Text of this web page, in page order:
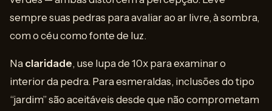
sempre suas pedras para avaliar ao ar livre, à sombra,
com o céu como fonte de luz.
Na claridade, use lupa de 10x para examinar o
interior da pedra. Para esmeraldas, inclusões do tipo
“jardim” são aceitáveis desde que não comprometam